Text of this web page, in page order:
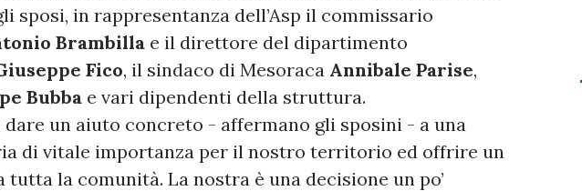
sposi, in rappresentanza dell’Asp il commissario
Brambilla e il direttore del dipartimento
Fico, il sindaco di Mesoraca Annibale Parise,
Bubba e vari dipendenti della struttura.
dare un aiuto concreto - affermano gli sposini - a una
di vitale importanza per il nostro territorio ed offrire un
la comunità. La nostra è una decisione un po’